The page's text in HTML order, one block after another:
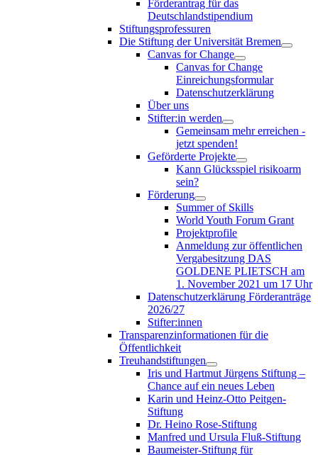
Förderantrag für das
Deutschlandstipendium
Stiftungsprofessuren
Die Stiftung der Universität Bremen
Canvas for Change
Canvas for Change
Einreichungsformular
Datenschutzerklärung
Über uns
Stifter:in werden
Gemeinsam mehr erreichen -
jetzt spenden!
Geförderte Projekte
Kann Glücksspiel risikoarm
sein?
Förderung
Summer of Skills
World Youth Forum Grant
Projektprofile
Anmeldung zur öffentlichen
Vergabesitzung DAS
GOLDENE PLIETSCH am
1. November 2021 um 17 Uhr
Datenschutzerklärung Förderanträge
2026/27
Stifter:innen
Transparenzinformationen für die
Öffentlichkeit
Treuhandstiftungen
Iris und Hartmut Jürgens Stiftung –
Chance auf ein neues Leben
Karin und Heinz-Otto Peitgen-
Stiftung
Dr. Heino Rose-Stiftung
Manfred und Ursula Fluß-Stiftung
Baumeister-Stiftung für